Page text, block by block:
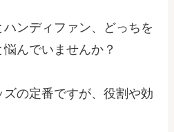
ンディファン、どっちを
んでいませんか？
の定番ですが、役割や効